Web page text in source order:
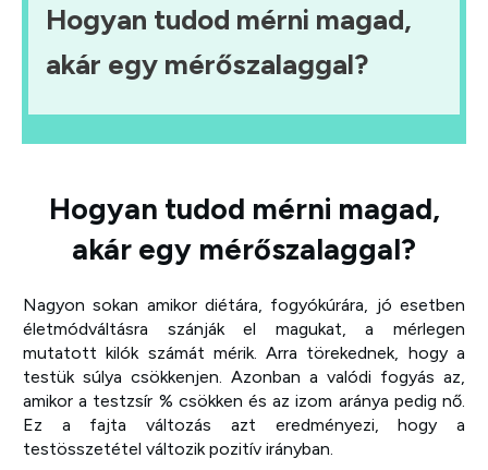
Hogyan tudod mérni magad,
akár egy mérőszalaggal?
Hogyan tudod mérni magad,
akár egy mérőszalaggal?
Nagyon sokan amikor diétára, fogyókúrára, jó esetben
életmódváltásra szánják el magukat, a mérlegen
mutatott kilók számát mérik. Arra törekednek, hogy a
testük súlya csökkenjen. Azonban a valódi fogyás az,
amikor a testzsír % csökken és az izom aránya pedig nő.
Ez a fajta változás azt eredményezi, hogy a
testösszetétel változik pozitív irányban.